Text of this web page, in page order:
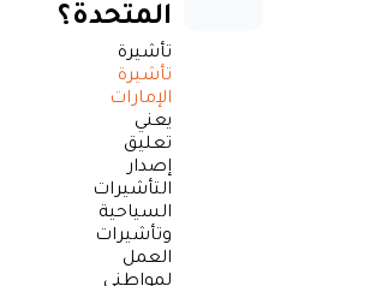
المتحدة؟
تأشيرة
تأشيرة
الإمارات
يعني
تعليق
إصدار
التأشيرات
السياحية
وتأشيرات
العمل